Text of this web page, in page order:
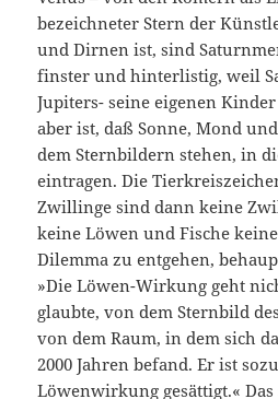
bezeichneter Stern der
und Dirnen ist, sind
finster und hinterlistig, weil
Jupiters- seine eigenen
aber ist, daß Sonne, Mond
dem Sternbildern stehen, in
eintragen. Die
Zwillinge sind dann keine
keine Löwen und Fische
Dilemma zu entgehen,
»Die Löwen-Wirkung geht
glaubte, von dem Sternbild
von dem Raum, in dem sich
2000 Jahren befand. Er ist
Löwenwirkung gesättigt.«